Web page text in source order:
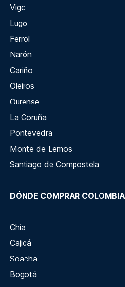
Vigo
Lugo
Ferrol
Narón
Cariño
Oleiros
Ourense
La Coruña
Pontevedra
Monte de Lemos
Santiago de Compostela
DÓNDE COMPRAR COLOMBIA
Chía
Cajicá
Soacha
Bogotá